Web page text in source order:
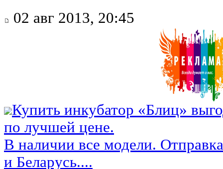
02 авг 2013, 20:45
Купить инкубатор «Блиц»
по лучшей цене.
В наличии все модели.
и Беларусь....